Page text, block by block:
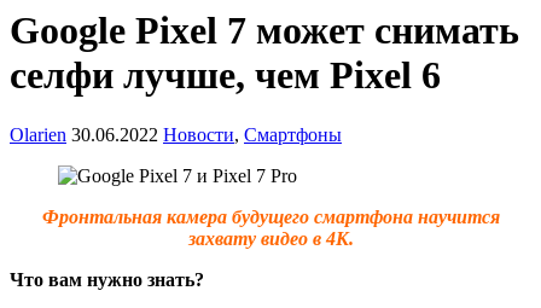
Google Pixel 7 может снимать
селфи лучше, чем Pixel 6
Olarien 30.06.2022 Новости, Смартфоны
Фронтальная камера будущего смартфона научится
захвату видео в 4К.
Что вам нужно знать?